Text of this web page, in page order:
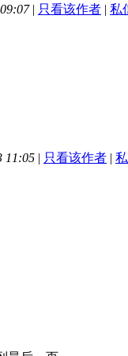
| 只看该作者 | 私
11:05 只看该作者